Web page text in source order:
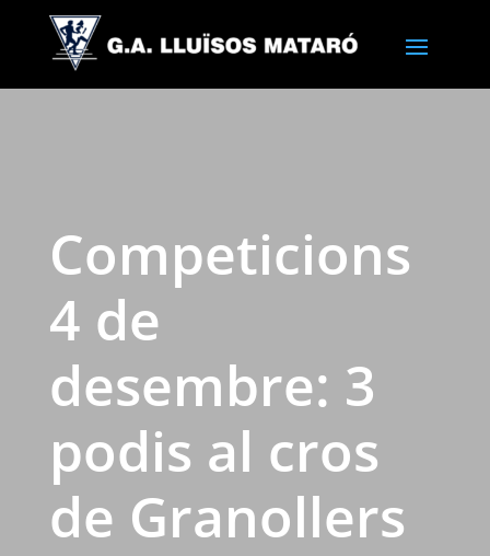
Competicions
4 de
desembre: 3
podis al cros
de Granollers